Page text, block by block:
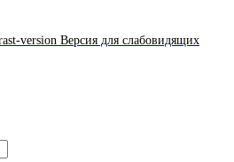
Версия для слабовидящих